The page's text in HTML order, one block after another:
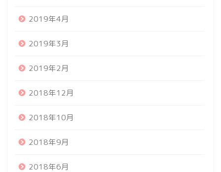
2019年4月
2019年3月
2019年2月
2018年12月
2018年10月
2018年9月
2018年6月